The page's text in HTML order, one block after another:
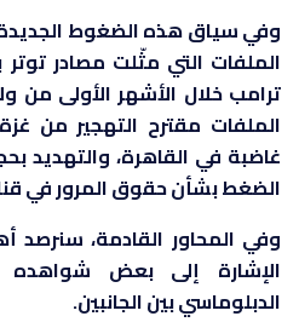
وفي سياق هذه الضغوط
الملفات التي مثّلت مصادر توتر
ترامب خلال الأشهر الأولى من
الملفات مقترح التهجير من
غاضبة في القاهرة، والتهديد
الضغط بشأن حقوق المرور في
وفي المحاور القادمة، سنرصد
الإشارة إلى بعض شواهده
الدبلوماسي بين الجانبين.